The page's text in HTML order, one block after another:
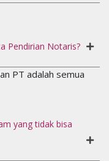
Pendirian Notaris?
PT adalah semua
yang tidak bisa